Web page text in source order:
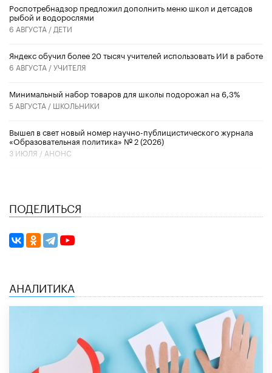
Роспотребнадзор предложил дополнить меню школ и детсадов
рыбой и водорослями
6 АВГУСТА / ДЕТИ
​Яндекс обучил более 20 тысяч учителей использовать ИИ в работе
6 АВГУСТА /УЧИТЕЛЯ
Минимальный набор товаров для школы подорожал на 6,3%
5 АВГУСТА / ШКОЛЬНИКИ
Вышел в свет новый номер научно-публицистического журнала
«Образовательная политика» № 2 (2026)
3 ИЮЛЯ / АНОНС
ПОДЕЛИТЬСЯ
АНАЛИТИКА